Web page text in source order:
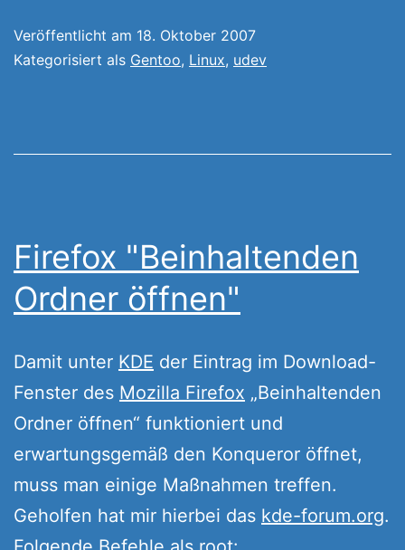
Veröffentlicht am 18. Oktober 2007
Kategorisiert als Gentoo, Linux, udev
Firefox "Beinhaltenden
Ordner öffnen"
Damit unter KDE der Eintrag im Download-
Fenster des Mozilla Firefox „Beinhaltenden
Ordner öffnen“ funktioniert und
erwartungsgemäß den Konqueror öffnet,
muss man einige Maßnahmen treffen.
Geholfen hat mir hierbei das kde-forum.org.